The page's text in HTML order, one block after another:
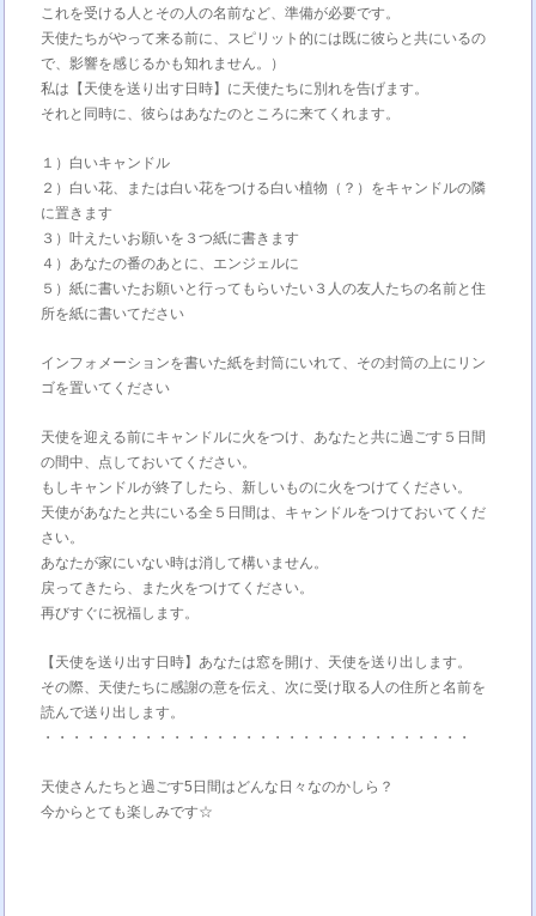
これを受ける人とその人の名前など、準備が必要です。
天使たちがやって来る前に、スピリット的には既に彼らと共にいるの
で、影響を感じるかも知れません。）
私は【天使を送り出す日時】に天使たちに別れを告げます。
それと同時に、彼らはあなたのところに来てくれます。
１）白いキャンドル
２）白い花、または白い花をつける白い植物（？）をキャンドルの隣
に置きます
３）叶えたいお願いを３つ紙に書きます
４）あなたの番のあとに、エンジェルに
５）紙に書いたお願いと行ってもらいたい３人の友人たちの名前と住
所を紙に書いてださい
インフォメーションを書いた紙を封筒にいれて、その封筒の上にリン
ゴを置いてください
天使を迎える前にキャンドルに火をつけ、あなたと共に過ごす５日間
の間中、点しておいてください。
もしキャンドルが終了したら、新しいものに火をつけてください。
天使があなたと共にいる全５日間は、キャンドルをつけておいてくだ
さい。
あなたが家にいない時は消して構いません。
戻ってきたら、また火をつけてください。
再びすぐに祝福します。
【天使を送り出す日時】あなたは窓を開け、天使を送り出します。
その際、天使たちに感謝の意を伝え、次に受け取る人の住所と名前を
読んで送り出します。
・・・・・・・・・・・・・・・・・・・・・・・・・・・・・・
天使さんたちと過ごす5日間はどんな日々なのかしら？
今からとても楽しみです☆